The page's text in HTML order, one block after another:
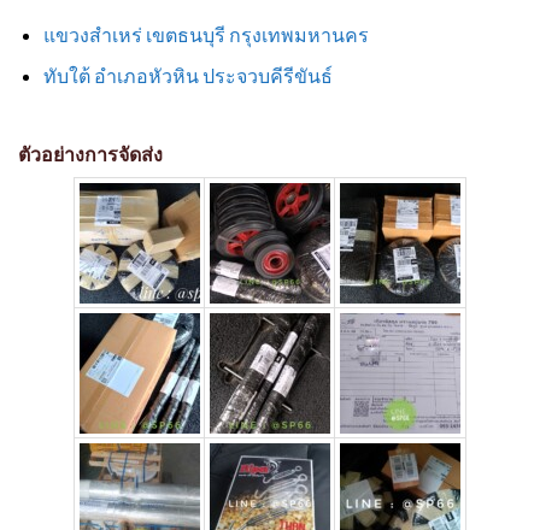
แขวงสำเหร่ เขตธนบุรี กรุงเทพมหานคร
ทับใต้ อำเภอหัวหิน ประจวบคีรีขันธ์
ตัวอย่างการจัดส่ง